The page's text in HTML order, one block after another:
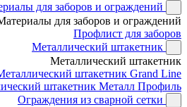
для заборов и ограждений
для заборов и ограждений
Профлист для заборов
Металлический штакетник
Металлический штакетник
штакетник Grand Line
штакетник Металл Профиль
Ограждения из сварной сетки